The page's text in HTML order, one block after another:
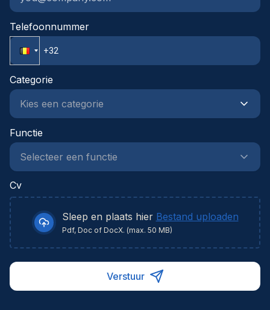
Telefoonnummer
Categorie
Functie
Cv
Sleep en plaats hier Bestand uploaden
Pdf, Doc of DocX. (max. 50 MB)
Verstuur